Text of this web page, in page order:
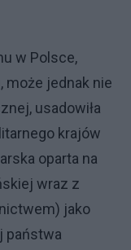
w Polsce,
może jednak nie
usadowiła
krajów
oparta na
wraz z
jako
państwa